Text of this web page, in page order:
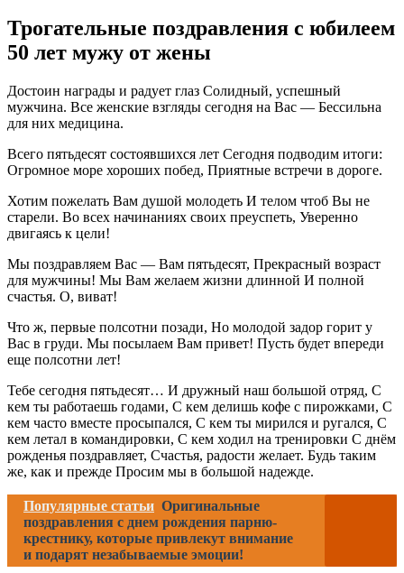
Трогательные поздравления с юбилеем
50 лет мужу от жены
Достоин награды и радует глаз Солидный, успешный
мужчина. Все женские взгляды сегодня на Вас — Бессильна
для них медицина.
Всего пятьдесят состоявшихся лет Сегодня подводим итоги:
Огромное море хороших побед, Приятные встречи в дороге.
Хотим пожелать Вам душой молодеть И телом чтоб Вы не
старели. Во всех начинаниях своих преуспеть, Уверенно
двигаясь к цели!
Мы поздравляем Вас — Вам пятьдесят, Прекрасный возраст
для мужчины! Мы Вам желаем жизни длинной И полной
счастья. О, виват!
Что ж, первые полсотни позади, Но молодой задор горит у
Вас в груди. Мы посылаем Вам привет! Пусть будет впереди
еще полсотни лет!
Тебе сегодня пятьдесят… И дружный наш большой отряд, С
кем ты работаешь годами, С кем делишь кофе с пирожками, С
кем часто вместе просыпался, С кем ты мирился и ругался, С
кем летал в командировки, С кем ходил на тренировки С днём
рожденья поздравляет, Счастья, радости желает. Будь таким
же, как и прежде Просим мы в большой надежде.
Популярные статьи Оригинальные
поздравления с днем рождения парню-
крестнику, которые привлекут внимание
и подарят незабываемые эмоции!